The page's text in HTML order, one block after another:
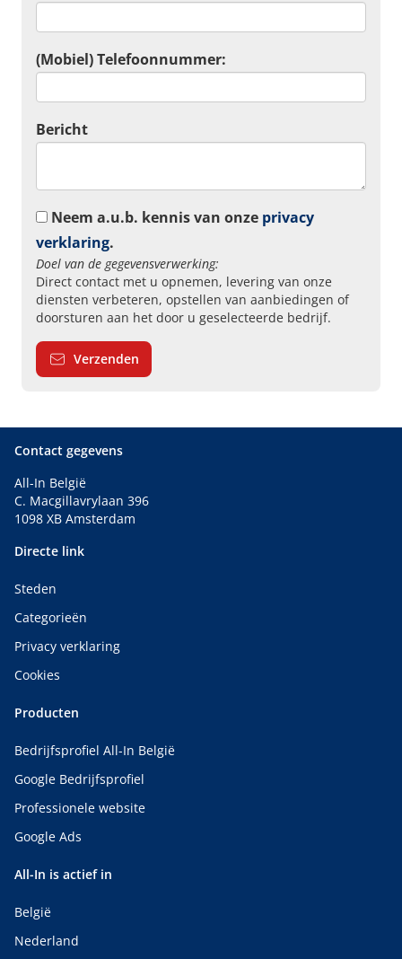
(Mobiel) Telefoonnummer:
Bericht
Neem a.u.b. kennis van onze privacy
verklaring.
Doel van de gegevensverwerking:
Direct contact met u opnemen, levering van onze
diensten verbeteren, opstellen van aanbiedingen of
doorsturen aan het door u geselecteerde bedrijf.
Verzenden
Contact gegevens
All-In België
C. Macgillavrylaan 396
1098 XB Amsterdam
Directe link
Steden
Categorieën
Privacy verklaring
Cookies
Producten
Bedrijfsprofiel All-In België
Google Bedrijfsprofiel
Professionele website
Google Ads
All-In is actief in
België
Nederland